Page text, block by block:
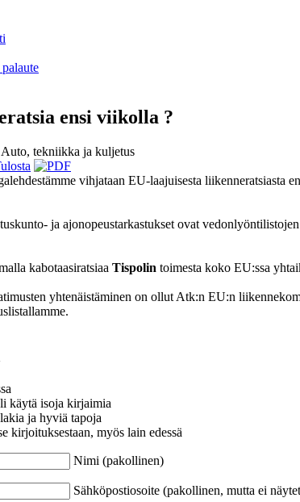
ensi viikolla ?
Auto, tekniikka ja kuljetus
vihjataan EU-laajuisesta liikenneratsiasta
ja ajonopeustarkastukset ovat vedonlyöntilistojen
kabotaasiratsiaa Tispolin toimesta koko EU:ssa
yhtenäistäminen on ollut Atk:n EU:n
isoja kirjaimia
ja hyviä tapoja
kirjoituksestaan, myös lain edessä
Nimi (pakollinen)
Sähköpostiosoite (pakollinen, mutta ei